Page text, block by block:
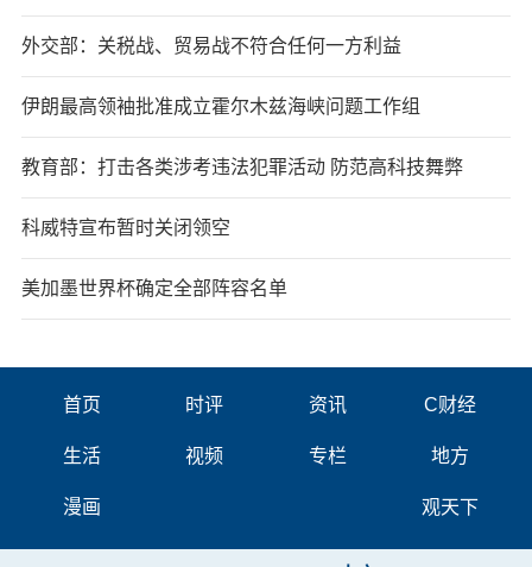
外交部：关税战、贸易战不符合任何一方利益
伊朗最高领袖批准成立霍尔木兹海峡问题工作组
教育部：打击各类涉考违法犯罪活动 防范高科技舞弊
科威特宣布暂时关闭领空
美加墨世界杯确定全部阵容名单
首页 时评 资讯 C财经
生活 视频 专栏 地方
漫画 观天下